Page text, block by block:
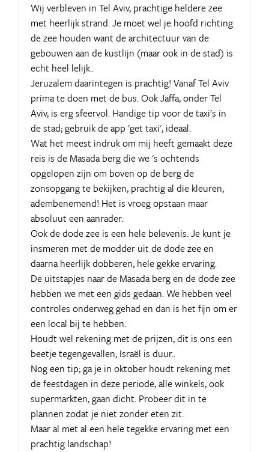
Wij verbleven in Tel Aviv, prachtige heldere zee
met heerlijk strand. Je moet wel je hoofd richting
de zee houden want de architectuur van de
gebouwen aan de kustlijn (maar ook in de stad) is
echt heel lelijk..
Jeruzalem daarintegen is prachtig! Vanaf Tel Aviv
prima te doen met de bus. Ook Jaffa, onder Tel
Aviv, is erg sfeervol. Handige tip voor de taxi's in
de stad; gebruik de app 'get taxi', ideaal.
Wat het meest indruk om mij heeft gemaakt deze
reis is de Masada berg die we 's ochtends
opgelopen zijn om boven op de berg de
zonsopgang te bekijken, prachtig al die kleuren,
adembenemend! Het is vroeg opstaan maar
absoluut een aanrader.
Ook de dode zee is een hele belevenis. Je kunt je
insmeren met de modder uit de dode zee en
daarna heerlijk dobberen, hele gekke ervaring.
De uitstapjes naar de Masada berg en de dode zee
hebben we met een gids gedaan. We hebben veel
controles onderweg gehad en dan is het fijn om er
een local bij te hebben.
Houdt wel rekening met de prijzen, dit is ons een
beetje tegengevallen, Israël is duur..
Nog een tip; ga je in oktober houdt rekening met
de feestdagen in deze periode, alle winkels, ook
supermarkten, gaan dicht. Probeer dit in te
plannen zodat je niet zonder eten zit.
Maar al met al een hele tegekke ervaring met een
prachtig landschap!